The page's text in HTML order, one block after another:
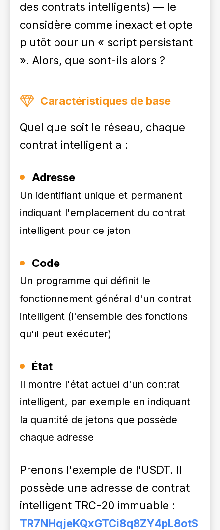
des contrats intelligents) — le
considère comme inexact et opte
plutôt pour un « script persistant
». Alors, que sont-ils alors ?
Caractéristiques de base
Quel que soit le réseau, chaque
contrat intelligent a :
Adresse
Un identifiant unique et permanent
indiquant l'emplacement du contrat
intelligent pour ce jeton
Code
Un programme qui définit le
fonctionnement général d'un contrat
intelligent (l'ensemble des fonctions
qu'il peut exécuter)
État
Il montre l'état actuel d'un contrat
intelligent, par exemple en indiquant
la quantité de jetons que possède
chaque adresse
Prenons l'exemple de l'USDT. Il
possède une adresse de contrat
intelligent TRC-20 immuable :
TR7NHqjeKQxGTCi8q8ZY4pL8otS